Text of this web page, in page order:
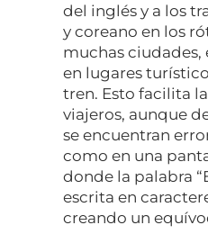
del inglés y a los
y coreano en los
muchas
en lugares
tren. Esto facilita
viajeros, aunque
se encuentran
como en una
donde la palabra
escrita en
creando un